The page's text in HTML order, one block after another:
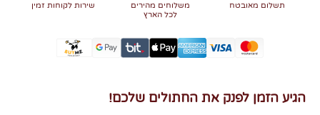
תשלום מאובטח
משלוחים מהירים
לכל הארץ
שירות לקוחות זמין
הגיע הזמן לפנק את החתולים שלכם!